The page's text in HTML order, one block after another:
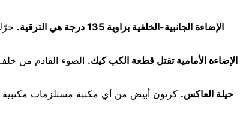
الإضاءة الجانبية-الخلفية بزاوية 135 درجة هي الترقية.
الإضاءة الأمامية تقتل قطعة الكب كيك. الضوء القادم من
حيلة العاكس.